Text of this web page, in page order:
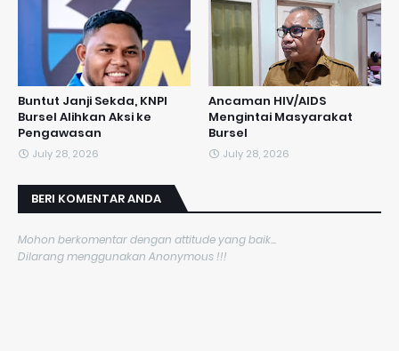
​Buntut Janji Sekda, KNPI
Bursel Alihkan Aksi ke
Pengawasan
July 28, 2026
Ancaman HIV/AIDS
Mengintai Masyarakat
Bursel
July 28, 2026
BERI KOMENTAR ANDA
Mohon berkomentar dengan attitude yang baik...
Dilarang menggunakan Anonymous !!!